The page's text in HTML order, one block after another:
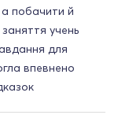
побачити й
учень
для
впевнено